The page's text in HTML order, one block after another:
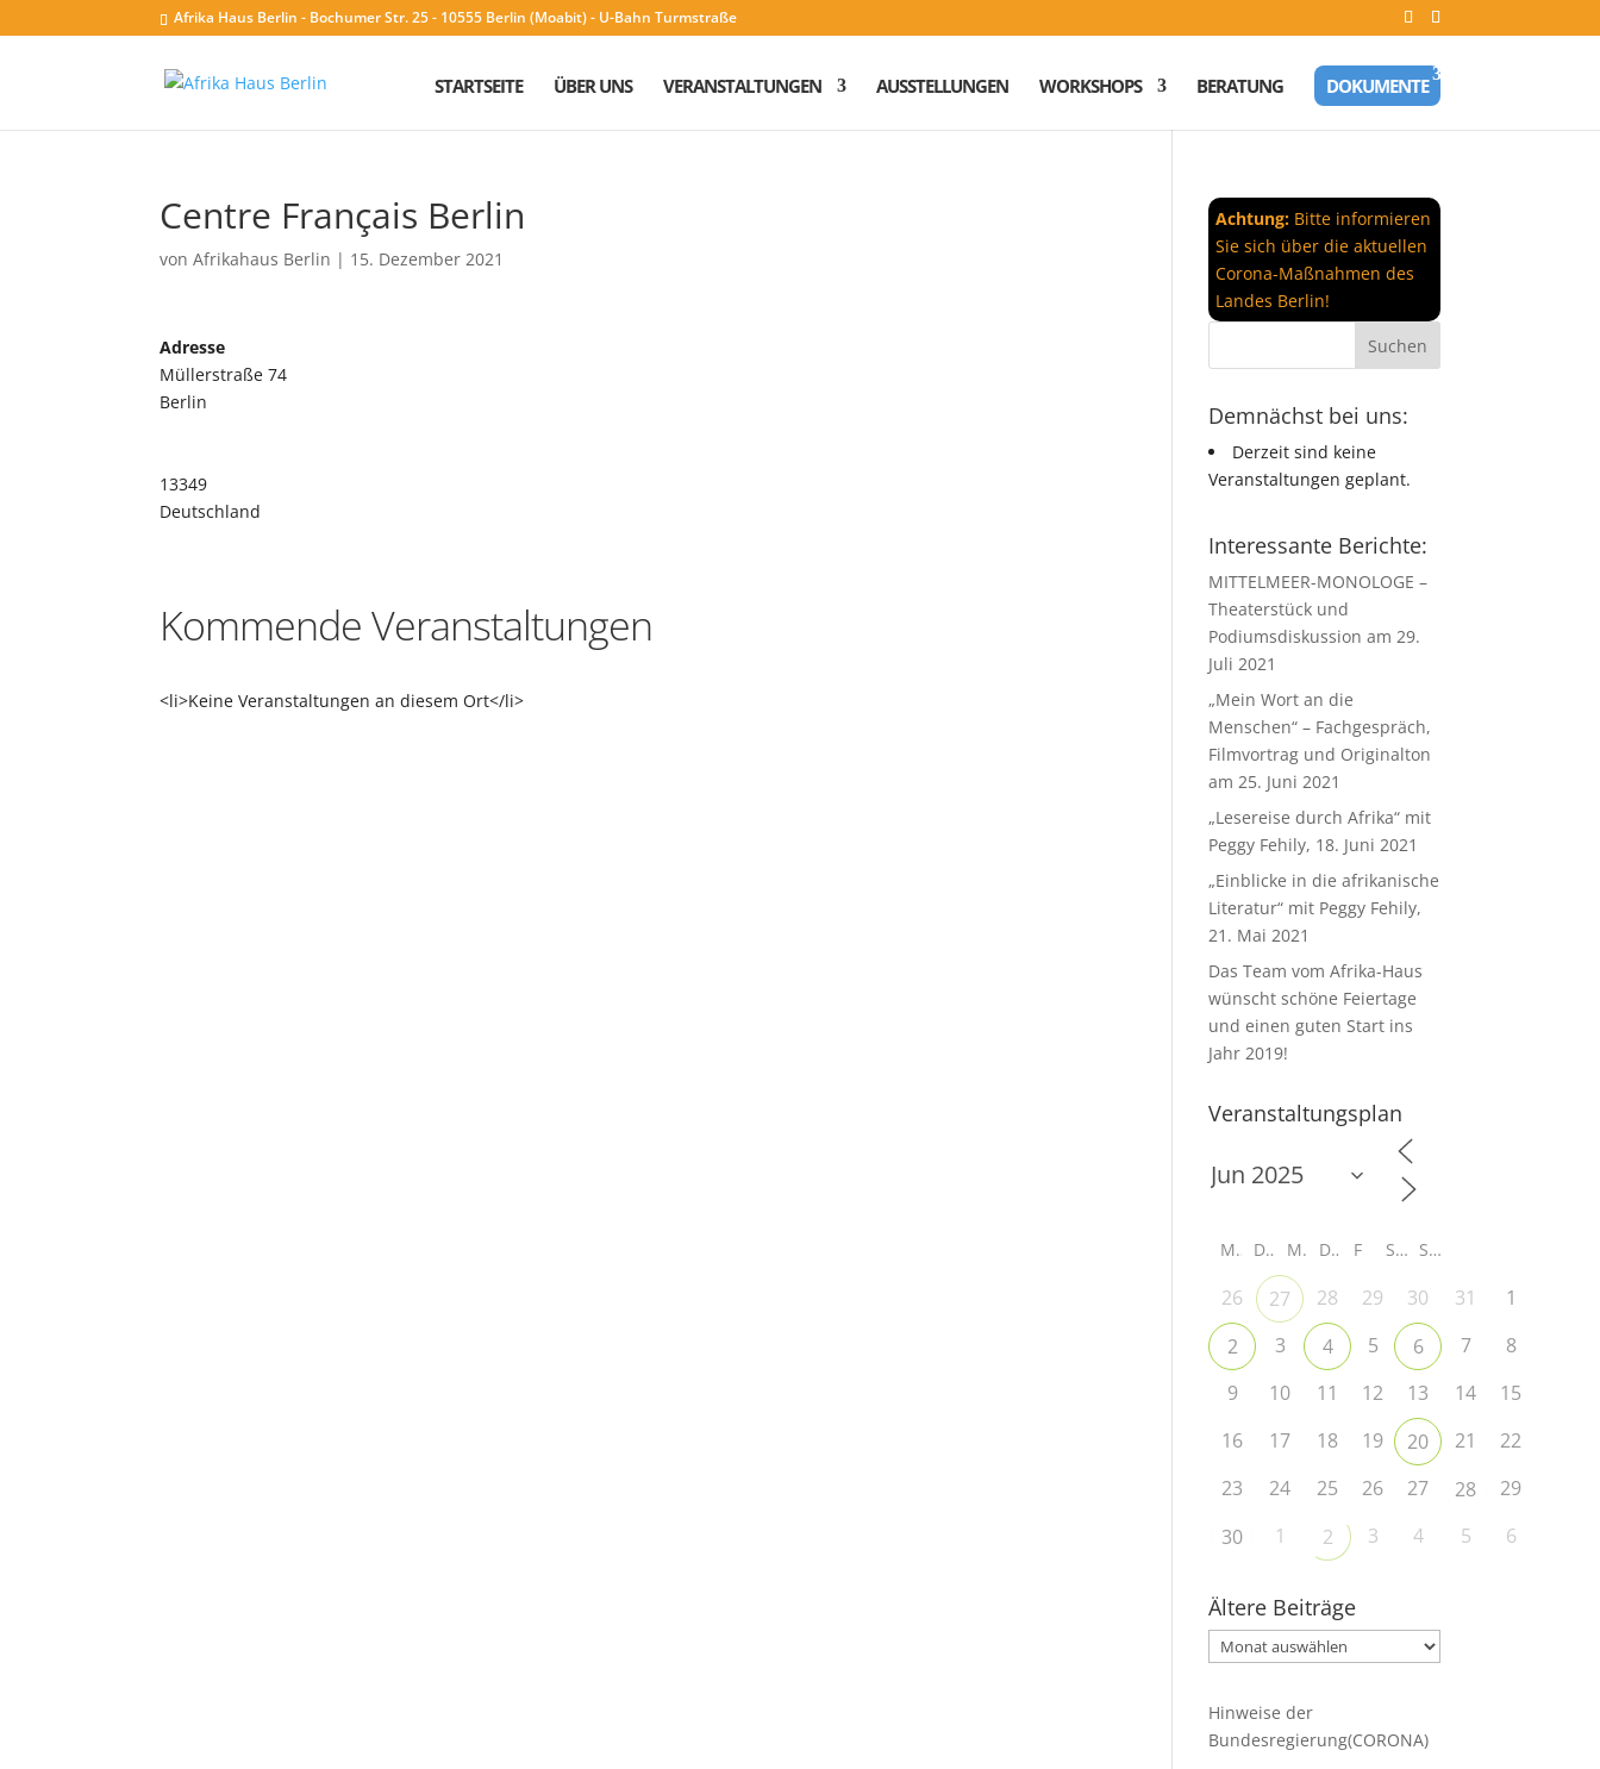
Afrika Haus Berlin - Bochumer Str. 25 - 10555 Berlin (Moabit) - U-Bahn Turmstraße
STARTSEITE ÜBER UNS VERANSTALTUNGEN AUSSTELLUNGEN WORKSHOPS BERATUNG DOKUMENTE
Centre Français Berlin
vonAfrikahaus Berlin | 15. Dezember 2021
Adresse
Müllerstraße 74
Berlin
13349
Deutschland
Kommende Veranstaltungen
<li>Keine Veranstaltungen an diesem Ort</li>
Achtung: Bitte informieren
Sie sich über die aktuellen
Corona-Maßnahmen des
Landes Berlin!
Demnächst bei uns:
Derzeit sind keine
Veranstaltungen geplant.
Interessante Berichte:
MITTELMEER-MONOLOGE –
Theaterstück und
Podiumsdiskussion am 29.
Juli 2021
„Mein Wort an die
Menschen“ – Fachgespräch,
Filmvortrag und Originalton
am 25. Juni 2021
„Lesereise durch Afrika“ mit
Peggy Fehily, 18. Juni 2021
„Einblicke in die afrikanische
Literatur“ mit Peggy Fehily,
21. Mai 2021
Das Team vom Afrika-Haus
wünscht schöne Feiertage
und einen guten Start ins
Jahr 2019!
Veranstaltungsplan
M D M D F S S
26 27 28 29 30 31
1
2
3 4 5 6 7
8
9
10 11 12 13 14
15
16
17 18 19 20 21
22
23
24 25 26 27 28
29
30
1 2 3 4 5 6
Ältere Beiträge
Ältere
Beiträge
Hinweise der
Bundesregierung(CORONA)